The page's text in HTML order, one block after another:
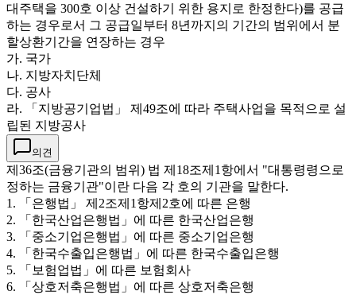
대주택을 300호 이상 건설하기 위한 용지로 한정한다)를 공급
하는 경우로서 그 공급일부터 8년까지의 기간의 범위에서 분
할상환기간을 연장하는 경우
가. 국가
나. 지방자치단체
다. 공사
라. 「지방공기업법」 제49조에 따라 주택사업을 목적으로 설
립된 지방공사
의견
제36조(금융기관의 범위) 법 제18조제1항에서 "대통령령으로
정하는 금융기관"이란 다음 각 호의 기관을 말한다.
1. 「은행법」 제2조제1항제2호에 따른 은행
2. 「한국산업은행법」에 따른 한국산업은행
3. 「중소기업은행법」에 따른 중소기업은행
4. 「한국수출입은행법」에 따른 한국수출입은행
5. 「보험업법」에 따른 보험회사
6. 「상호저축은행법」에 따른 상호저축은행